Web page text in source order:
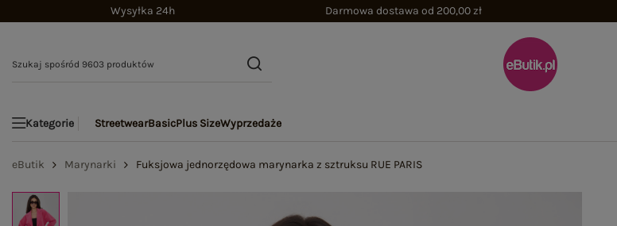
Wysyłka 24h Darmowa dostawa od 200,00 zł
Kategorie StreetwearBasicPlus SizeWyprzedaże
eButik Marynarki Fuksjowa jednorzędowa marynarka z sztruksu RUE PARIS